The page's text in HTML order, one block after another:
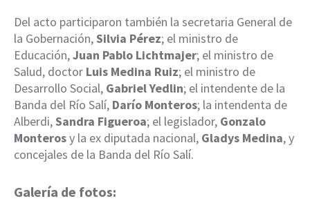
Del acto participaron también la secretaria General de
la Gobernación,Silvia Pérez; el ministro de
Educación,Juan Pablo Lichtmajer; el ministro de
Salud, doctor Luis Medina Ruiz; el ministro de
Desarrollo Social, Gabriel Yedlin; el intendente de la
Banda del Río Salí, Darío Monteros; la intendenta de
Alberdi,Sandra Figueroa; el legislador, Gonzalo
Monterosy la ex diputada nacional, Gladys Medina, y
concejales de la Banda del Río Salí.
Galería de fotos: